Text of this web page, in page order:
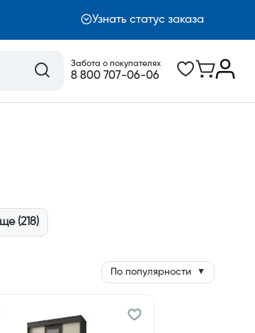
Узнать статус заказа
Забота о покупателях
8 800 707-06-06
(218)
По популярности ▼